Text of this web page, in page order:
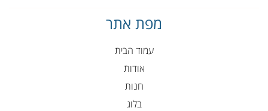
מפת אתר
עמוד הבית
אודות
חנות
בלוג